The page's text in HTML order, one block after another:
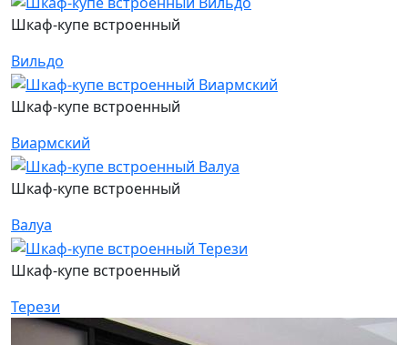
Шкаф-купе встроенный
Вильдо
Шкаф-купе встроенный
Виармский
Шкаф-купе встроенный
Валуа
Шкаф-купе встроенный
Терези